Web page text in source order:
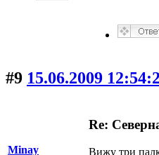
#9 15.06.2009
Minay
Re:
Вижу три